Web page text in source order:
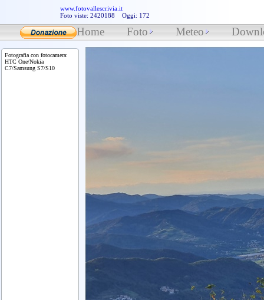
www.fotovallescrivia.it
Foto viste: 2420188 Oggi: 172
Home Foto Meteo
Fotografia con fotocamera:
HTC One/Nokia
C7/Samsung S7/S10